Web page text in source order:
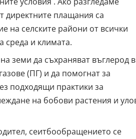
директните плащания са
на селските райони от всички
среда и климата.
земи да съхраняват въглерод в
(ПГ) и да помогнат за
подходящи практики за
на бобови растения и
сеитбообращението се